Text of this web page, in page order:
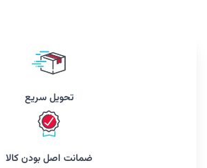
تحویل سریع
ضمانت اصل بودن کالا